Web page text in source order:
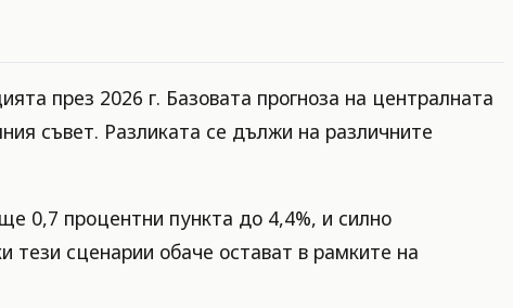
през 2026 г. Базовата прогноза на централната
съвет. Разликата се дължи на различните
0,7 процентни пункта до 4,4%, и силно
тези сценарии обаче остават в рамките на